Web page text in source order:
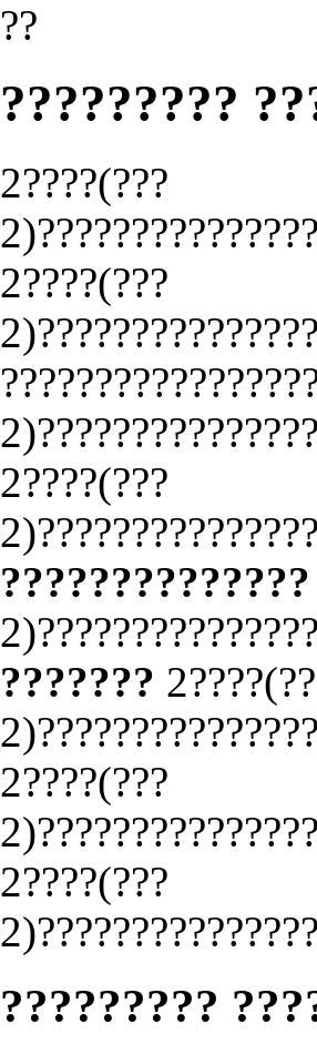
??
?????????
2????(???
2????(???
2????(???
??????????????
???????
2????(???
2????(???
?????????